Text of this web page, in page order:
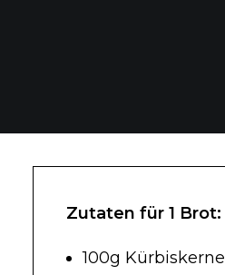
Zutaten für 1 Brot:
100g Kürbiskerne